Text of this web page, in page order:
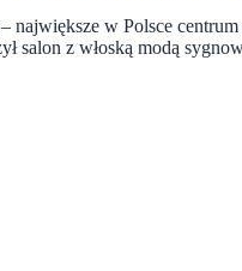
największe w Polsce
salon z włoską modą